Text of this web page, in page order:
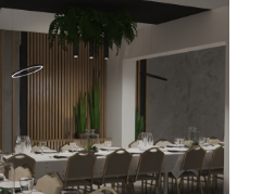
w Środzie
u „Róży”